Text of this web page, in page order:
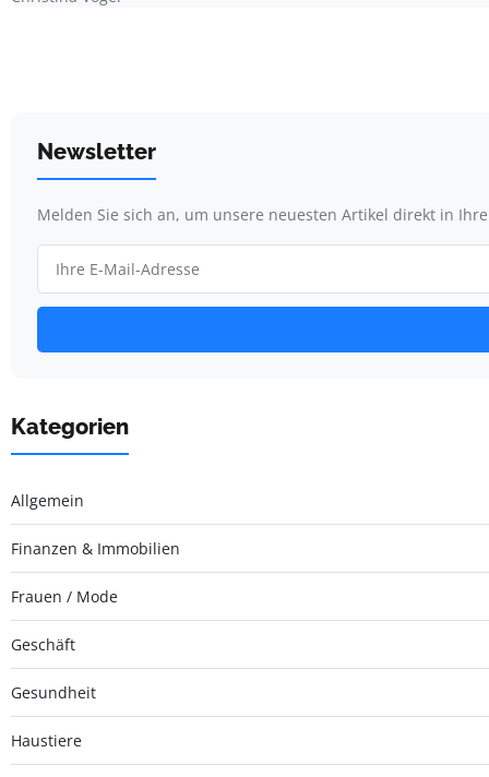
Newsletter
Melden Sie sich an, um unsere neuesten Artikel direkt in
Kategorien
Allgemein
Finanzen & Immobilien
Frauen / Mode
Geschäft
Gesundheit
Haustiere